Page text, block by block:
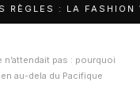
FASHION WEEK QUI
n’attendait pas : pourquoi
au-dela du Pacifique